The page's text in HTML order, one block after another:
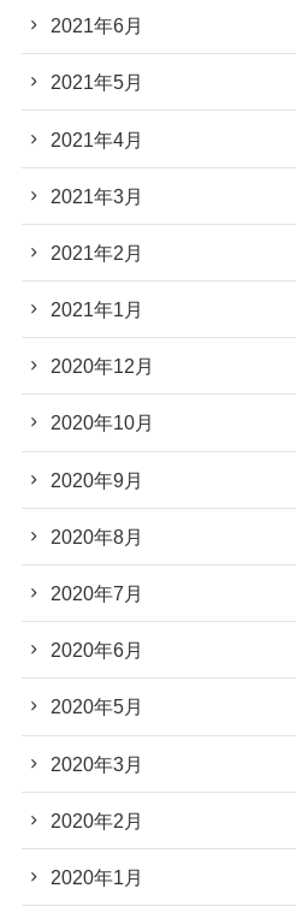
2021年6月
2021年5月
2021年4月
2021年3月
2021年2月
2021年1月
2020年12月
2020年10月
2020年9月
2020年8月
2020年7月
2020年6月
2020年5月
2020年3月
2020年2月
2020年1月